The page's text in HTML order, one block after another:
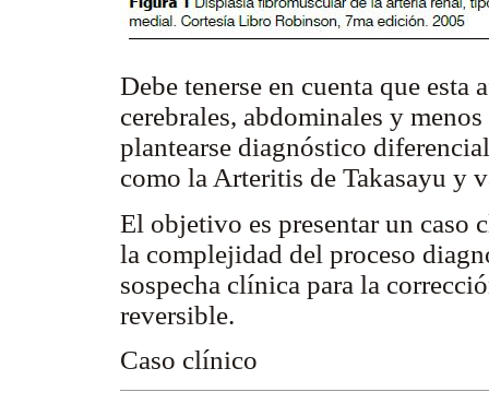
Debe tenerse en cuenta que esta
cerebrales, abdominales y
plantearse diagnóstico
como la Arteritis de Takasayu y
El objetivo es presentar un caso
la complejidad del proceso
sospecha clínica para la
reversible.
Caso clínico